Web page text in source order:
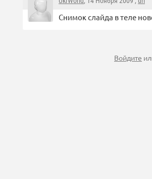
Снимок слайда в теле
Войдите